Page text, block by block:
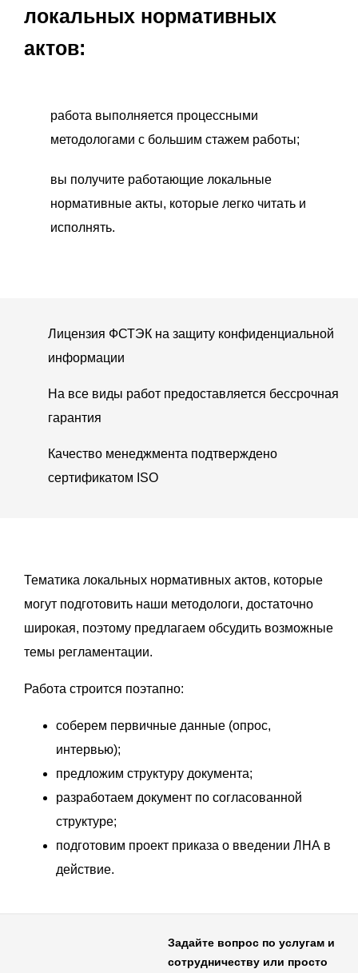
локальных нормативных
актов:
работа выполняется процессными
методологами с большим стажем работы;
вы получите работающие локальные
нормативные акты, которые легко читать и
исполнять.
Лицензия ФСТЭК на защиту конфиденциальной
информации
На все виды работ предоставляется бессрочная
гарантия
Качество менеджмента подтверждено
сертификатом ISO
Тематика локальных нормативных актов, которые
могут подготовить наши методологи, достаточно
широкая, поэтому предлагаем обсудить возможные
темы регламентации.
Работа строится поэтапно:
соберем первичные данные (опрос,
интервью);
предложим структуру документа;
разработаем документ по согласованной
структуре;
подготовим проект приказа о введении ЛНА в
действие.
Задайте вопрос по услугам и
сотрудничеству или просто